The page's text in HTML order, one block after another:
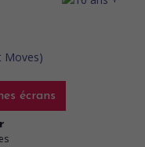
écrans